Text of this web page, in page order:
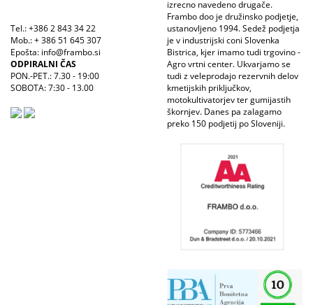
Tel.: +386 2 843 34 22
Mob.: + 386 51 645 307
Epošta: info@frambo.si
ODPIRALNI ČAS
PON.-PET.: 7.30 - 19:00
SOBOTA: 7:30 - 13.00
izrecno navedeno drugače.
Frambo doo je družinsko podjetje,
ustanovljeno 1994. Sedež podjetja
je v industrijski coni Slovenka
Bistrica, kjer imamo tudi trgovino -
Agro vrtni center. Ukvarjamo se
tudi z veleprodajo rezervnih delov
kmetijskih priključkov,
motokultivatorjev ter gumijastih
škornjev. Danes pa zalagamo
preko 150 podjetij po Sloveniji.